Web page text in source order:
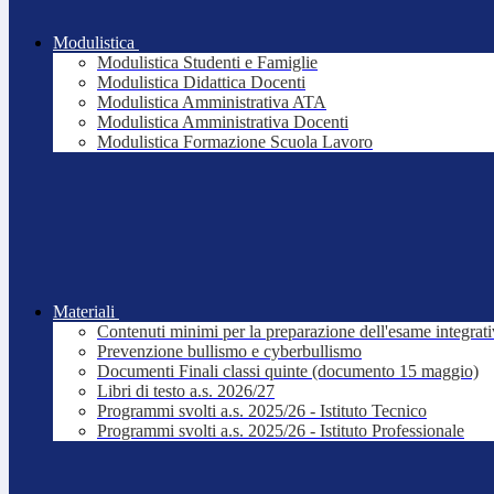
Modulistica
Modulistica Studenti e Famiglie
Modulistica Didattica Docenti
Modulistica Amministrativa ATA
Modulistica Amministrativa Docenti
Modulistica Formazione Scuola Lavoro
Materiali
Contenuti minimi per la preparazione dell'esame
Prevenzione bullismo e cyberbullismo
Documenti Finali classi quinte (documento 15 maggio)
Libri di testo a.s. 2026/27
Programmi svolti a.s. 2025/26 - Istituto Tecnico
Programmi svolti a.s. 2025/26 - Istituto Professionale